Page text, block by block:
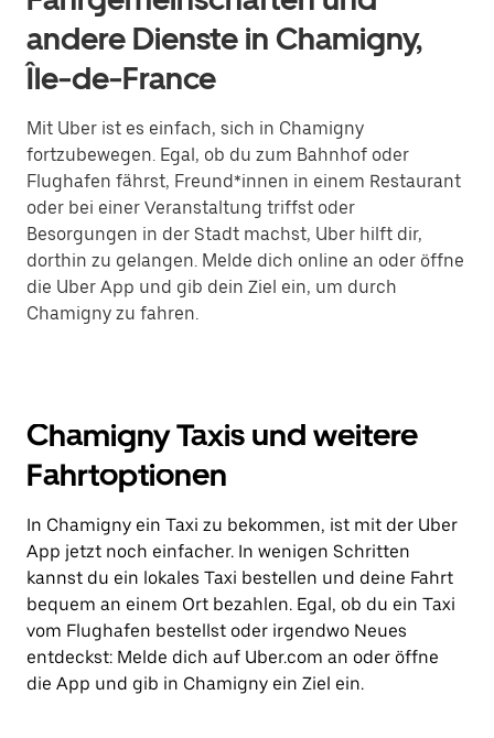
andere Dienste in Chamigny,
Île-de-France
Mit Uber ist es einfach, sich in Chamigny
fortzubewegen. Egal, ob du zum Bahnhof oder
Flughafen fährst, Freund*innen in einem Restaurant
oder bei einer Veranstaltung triffst oder
Besorgungen in der Stadt machst, Uber hilft dir,
dorthin zu gelangen. Melde dich online an oder öffne
die Uber App und gib dein Ziel ein, um durch
Chamigny zu fahren.
Chamigny Taxis und weitere
Fahrtoptionen
In Chamigny ein Taxi zu bekommen, ist mit der Uber
App jetzt noch einfacher. In wenigen Schritten
kannst du ein lokales Taxi bestellen und deine Fahrt
bequem an einem Ort bezahlen. Egal, ob du ein Taxi
vom Flughafen bestellst oder irgendwo Neues
entdeckst: Melde dich auf Uber.com an oder öffne
die App und gib in Chamigny ein Ziel ein.